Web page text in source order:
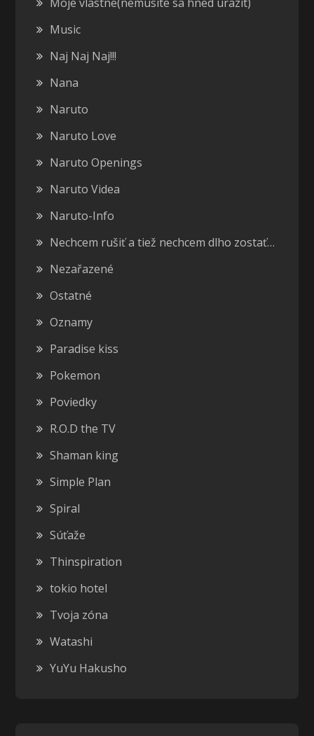
Music
Naj Naj Naj!!!
Nana
Naruto
Naruto Love
Naruto Openings
Naruto Videa
Naruto-Info
Nechcem rušiť a tiež nechcem dlho zostať…
Nezařazené
Ostatné
Oznamy
Paradise kiss
Pokemon
Poviedky
R.O.D the TV
Shaman king
Simple Plan
Spiral
Súťaže
Thinspiration
tokio hotel
Tvoja zóna
Watashi
YuYu Hakusho